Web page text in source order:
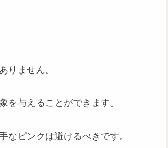
りません。
を与えることができます。
なピンクは避けるべきです。